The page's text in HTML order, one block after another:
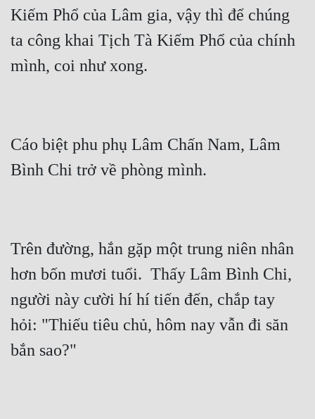
Kiếm Phổ của Lâm gia, vậy thì để chúng
ta công khai Tịch Tà Kiếm Phổ của chính
Cáo biệt phu phụ Lâm Chấn Nam, Lâm
Trên đường, hắn gặp một trung niên nhân
hơn bốn mươi tuổi.  Thấy Lâm Bình Chi,
người này cười hí hí tiến đến, chắp tay
hỏi: "Thiếu tiêu chủ, hôm nay vẫn đi săn